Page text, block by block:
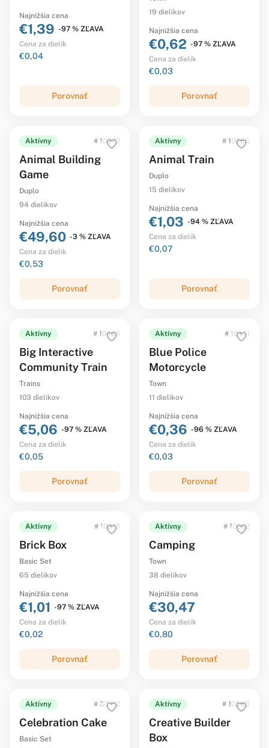
Najnižšia cena
€1,39 -97 % ZĽAVA
Cena za dielik
€0,04
Porovnať
19 dielikov
Najnižšia cena
€0,62 -97 % ZĽAVA
Cena za dielik
€0,03
Porovnať
Aktívny # 10472
Animal Building
Game
Duplo
94 dielikov
Najnižšia cena
€49,60 -3 % ZĽAVA
Cena za dielik
€0,53
Porovnať
Aktívny # 10955
Animal Train
Duplo
15 dielikov
Najnižšia cena
€1,03 -94 % ZĽAVA
Cena za dielik
€0,07
Porovnať
Aktívny # 10428
Big Interactive
Community Train
Trains
103 dielikov
Najnižšia cena
€5,06 -97 % ZĽAVA
Cena za dielik
€0,05
Porovnať
Aktívny # 10471
Blue Police
Motorcycle
Town
11 dielikov
Najnižšia cena
€0,36 -96 % ZĽAVA
Cena za dielik
€0,03
Porovnať
Aktívny # 10913
Brick Box
Basic Set
65 dielikov
Najnižšia cena
€1,01 -97 % ZĽAVA
Cena za dielik
€0,02
Porovnať
Aktívny # 10602
Camping
Town
38 dielikov
Najnižšia cena
€30,47
Cena za dielik
€0,80
Porovnať
Aktívny # 30712
Celebration Cake
Basic Set
Aktívny # 10853
Creative Builder
Box